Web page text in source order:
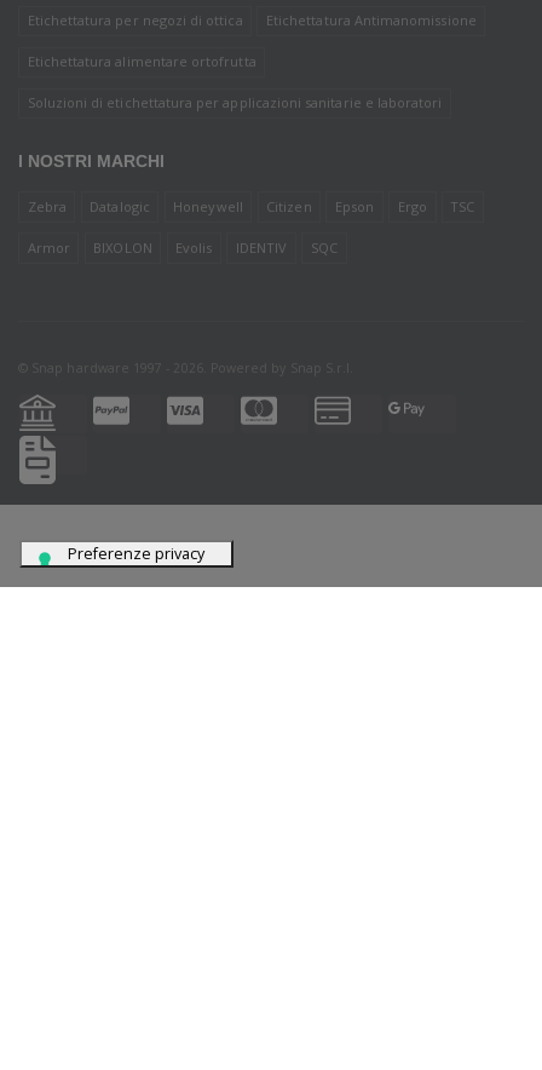
Etichettatura per negozi di ottica Etichettatura Antimanomissione
Etichettatura alimentare ortofrutta
Soluzioni di etichettatura per applicazioni sanitarie e laboratori
I NOSTRI MARCHI
Zebra Datalogic Honeywell Citizen Epson Ergo TSC
Armor BIXOLON Evolis IDENTIV SQC
© Snap hardware 1997 - 2026. Powered by Snap S.r.l.